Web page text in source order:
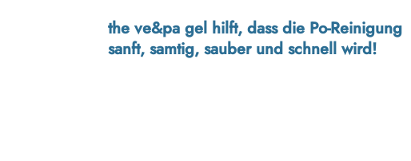
the ve&pa gel hilft, dass die Po-Reinigung
sanft, samtig, sauber und schnell wird!